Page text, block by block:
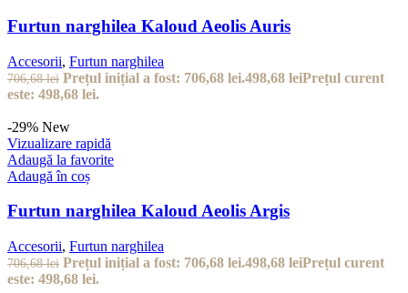
Furtun narghilea Kaloud Aeolis Auris
Accesorii, Furtun narghilea
706,68lei Prețul inițial a fost: 706,68 lei.498,68 leiPrețul curent
este: 498,68 lei.
-29% New
Vizualizare rapidă
Adaugă la favorite
Adaugă în coș
Furtun narghilea Kaloud Aeolis Argis
Accesorii, Furtun narghilea
706,68lei Prețul inițial a fost: 706,68 lei.498,68 leiPrețul curent
este: 498,68 lei.